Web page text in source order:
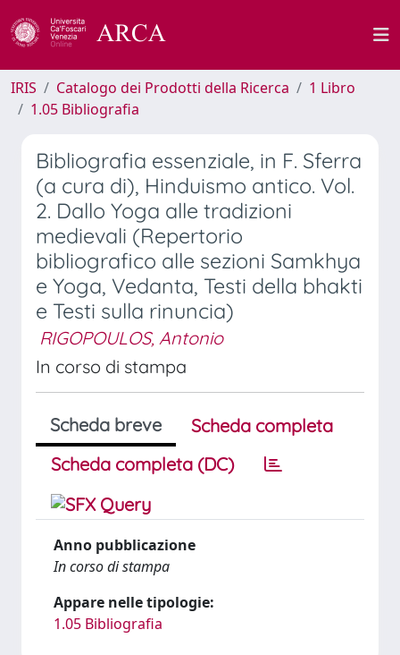
IRIS Catalogo dei Prodotti della Ricerca
1 Libro
1.05 Bibliografia
Bibliografia essenziale, in F. Sferra
(a cura di), Hinduismo antico. Vol.
2. Dallo Yoga alle tradizioni
medievali (Repertorio
bibliografico alle sezioni Samkhya
e Yoga, Vedanta, Testi della bhakti
e Testi sulla rinuncia)
RIGOPOULOS, Antonio
In corso di stampa
Scheda breve
Scheda completa
Scheda completa (DC)
Anno pubblicazione
In corso di stampa
Appare nelle tipologie:
1.05 Bibliografia